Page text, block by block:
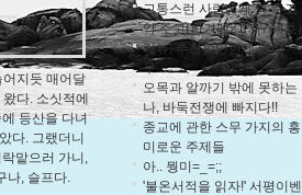
지듯 매어달
다. 소싯적에
등산을 다녀
다. 그랬더니
맡으러 가니,
나, 슬프다.
고통스런 사람에게 병 주고
약 주고(한겨레21 제744호)
리뷰, 추천할만한게 있냐
구...
오목과 알까기 밖에 못하는
나, 바둑전쟁에 빠지다!!
종교에 관한 스무 가지의 흥
미로운 주제들
아.. 뭥미=_=;;
'불온서적을 읽자!' 서평이벤